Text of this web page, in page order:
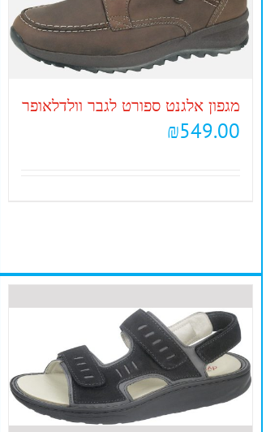
מגפון אלגנט ספורט לגבר וולדלאופר
₪549.00